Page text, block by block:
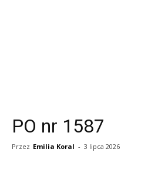
PO nr 1587
Przez Emilia Koral - 3 lipca 2026